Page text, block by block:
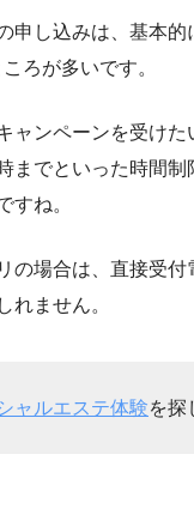
申し込みは、基本的
ろが多いです。
ャンペーンを受けた
までといった時間制
すね。
の場合は、直接受付
れません。
ャルエステ体験を探